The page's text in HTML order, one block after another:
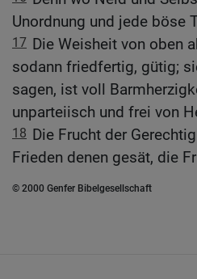
Unordnung und jede böse
17 Die Weisheit von oben
sodann friedfertig, gütig;
sagen, ist voll
unparteiisch und frei von
18 Die Frucht der
Frieden denen gesät, die
© 2000 Genfer Bibelgesellschaft